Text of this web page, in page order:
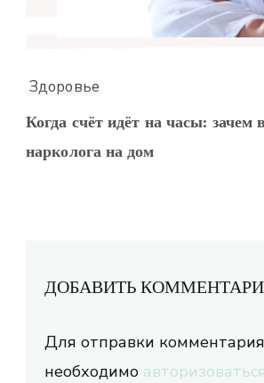
Здоровье
Когда счёт идёт на часы: зачем
нарколога на дом
ДОБАВИТЬ
Для отправки
необходимо авторизоваться